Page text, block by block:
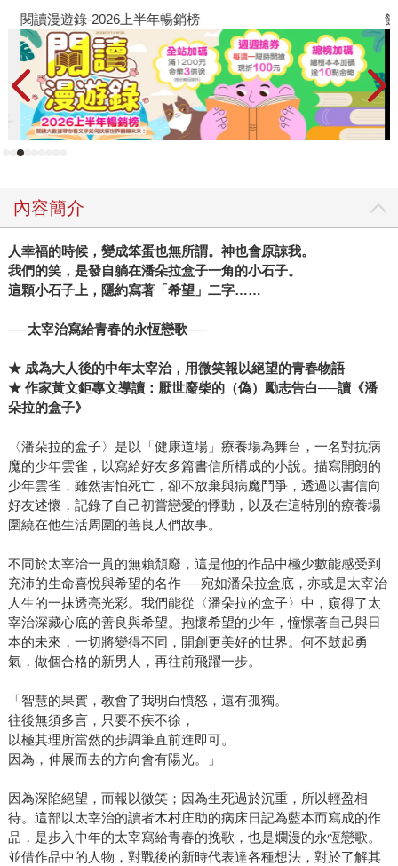
閱讀漫遊錄-2026上半年暢銷榜
內容簡介
人幸福的時候，變成笨蛋也無所謂。神也會原諒我。
我們的笑，是發自躺在潘朵拉盒子一角的小石子。
這顆小石子上，隱約寫著「希望」二字……
──太宰治寫給青春的永恆戀歌──
★成為大人後的中年太宰治，用微笑報以絕望的青春物語
★ 作家黃文鉅專文導讀：厭世廢柴的（偽）勵志告白──讀《潘
朵拉的盒子》
〈潘朵拉的盒子〉是以「健康道場」療養場為舞台，一名對抗病
魔的少年雲雀，以寫給好友多篇書信所構成的小說。描寫開朗的
少年雲雀，雖然害怕死亡，卻不放棄與病魔鬥爭，透過以書信向
好友述懷，記錄了自己初嘗戀愛的悸動，以及在這特別的療養場
圍繞在他生活周圍的善良人們故事。
不同於太宰治一貫的無賴頹廢，這是他的作品中極少數能感受到
充沛的生命喜悅與希望的名作──宛如潘朵拉盒底，亦或是太宰治
人生的一抹透亮光彩。我們能從〈潘朵拉的盒子〉中，窺得了太
宰治深藏心底的善良與希望。抱懷希望的少年，憧憬著自己與日
本的未來，一切將變得不同，開創更美好的世界。何不鼓起勇
氣，做個合格的新男人，再往前飛躍一步。
「智慧的果實，教會了我明白憤怒，還有孤獨。
往後無須多言，只要不疾不徐，
以極其理所當然的步調筆直前進即可。
因為，伸展而去的方向會有陽光。」
因為深陷絕望，而報以微笑；因為生死過於沉重，所以輕盈相
待。這部以太宰治的讀者木村庄助的病床日記為藍本而寫成的作
品，是步入中年的太宰寫給青春的挽歌，也是爛漫的永恆戀歌。
並借作品中的人物，對戰後的新時代表達各種想法，對於了解其